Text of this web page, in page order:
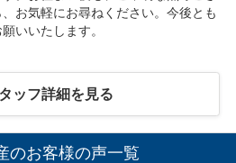
お気軽にお尋ねください。今後とも
いいたします。
ッフ詳細を見る
のお客様の声一覧